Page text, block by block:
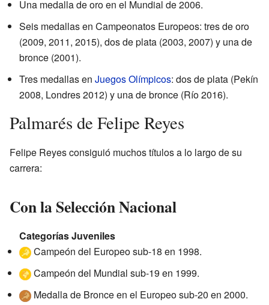
Una medalla de oro en el Mundial de 2006.
Seis medallas en Campeonatos Europeos: tres de oro
(2009, 2011, 2015), dos de plata (2003, 2007) y una de
bronce (2001).
Tres medallas en Juegos Olímpicos: dos de plata (Pekín
2008, Londres 2012) y una de bronce (Río 2016).
Palmarés de Felipe Reyes
Felipe Reyes consiguió muchos títulos a lo largo de su
carrera:
Con la Selección Nacional
Categorías Juveniles
Campeón del Europeo sub-18 en 1998.
Campeón del Mundial sub-19 en 1999.
Medalla de Bronce en el Europeo sub-20 en 2000.